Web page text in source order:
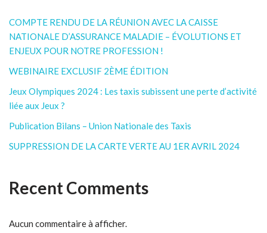
COMPTE RENDU DE LA RÉUNION AVEC LA CAISSE
NATIONALE D’ASSURANCE MALADIE – ÉVOLUTIONS ET
ENJEUX POUR NOTRE PROFESSION !
WEBINAIRE EXCLUSIF 2ÈME ÉDITION
Jeux Olympiques 2024 : Les taxis subissent une perte d’activité
liée aux Jeux ?
Publication Bilans – Union Nationale des Taxis
SUPPRESSION DE LA CARTE VERTE AU 1ER AVRIL 2024
Recent Comments
Aucun commentaire à afficher.